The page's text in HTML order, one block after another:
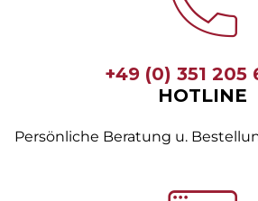
+49 (0) 351 205
HOTLINE
Persönliche Beratung u.